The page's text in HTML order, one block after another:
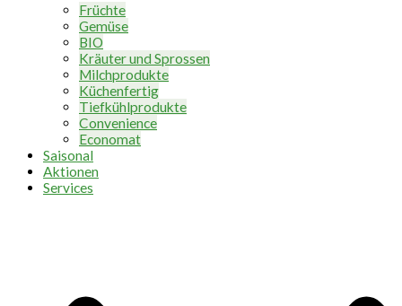
Früchte
Gemüse
BIO
Kräuter und Sprossen
Milchprodukte
Küchenfertig
Tiefkühlprodukte
Convenience
Economat
Saisonal
Aktionen
Services